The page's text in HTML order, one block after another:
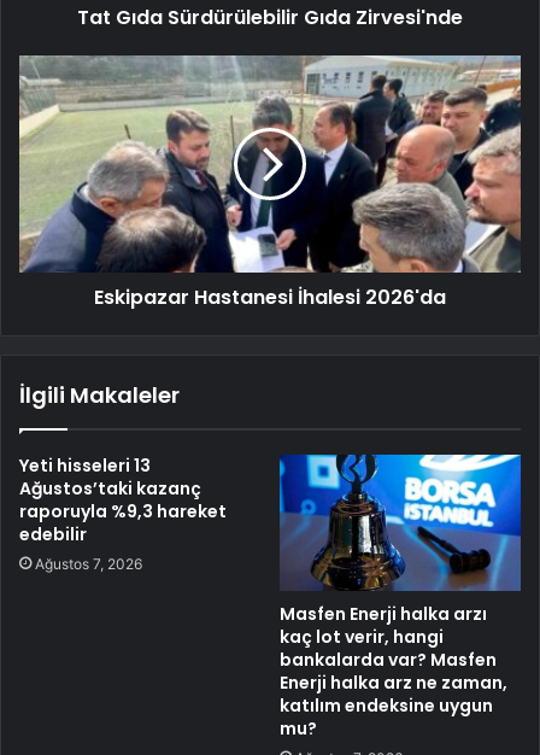
Tat Gıda Sürdürülebilir Gıda Zirvesi'nde
Eskipazar Hastanesi İhalesi 2026'da
İlgili Makaleler
Yeti hisseleri 13
Ağustos’taki kazanç
raporuyla %9,3 hareket
edebilir
Ağustos 7, 2026
Masfen Enerji halka arzı
kaç lot verir, hangi
bankalarda var? Masfen
Enerji halka arz ne zaman,
katılım endeksine uygun
mu?